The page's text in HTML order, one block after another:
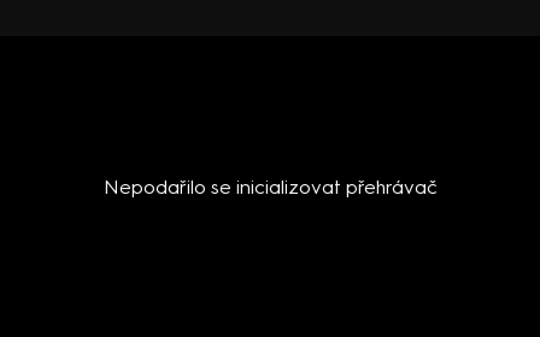
Nepodařilo se inicializovat přehrávač